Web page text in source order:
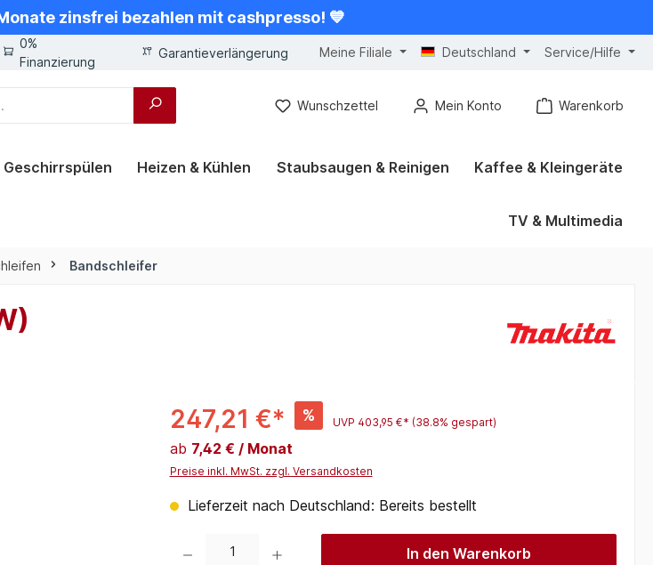
zinsfrei bezahlen mit cashpresso! 💙
0%
Finanzierung
Garantieverlängerung Meine Filiale Deutschland Service/Hilfe
Wunschzettel Mein Konto Warenkorb
Geschirrspülen Heizen & Kühlen Staubsaugen & Reinigen Kaffee & Kleingeräte
TV & Multimedia
Bandschleifer
247,21 €* % UVP 403,95 €* (38.8% gespart)
ab 7,42 € / Monat
Preise inkl. MwSt. zzgl. Versandkosten
Lieferzeit nach Deutschland: Bereits bestellt
In den Warenkorb